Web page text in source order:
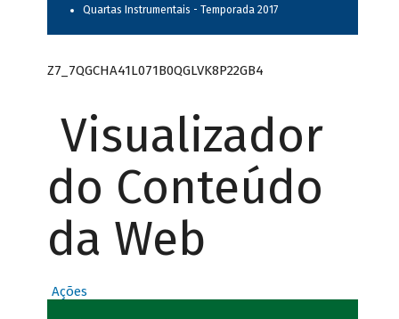
Quartas Instrumentais - Temporada 2017
Z7_7QGCHA41L071B0QGLVK8P22GB4
Visualizador
do Conteúdo
da Web
Ações